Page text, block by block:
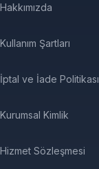
Hakkımızda
Kullanım Şartları
İptal ve İade Politikası
Kurumsal Kimlik
Hizmet Sözleşmesi